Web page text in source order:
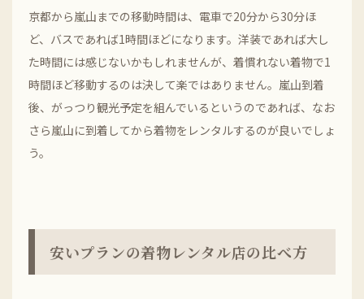
京都から嵐山までの移動時間は、電車で20分から30分ほ
ど、バスであれば1時間ほどになります。洋装であれば大し
た時間には感じないかもしれませんが、着慣れない着物で1
時間ほど移動するのは決して楽ではありません。嵐山到着
後、がっつり観光予定を組んでいるというのであれば、なお
さら嵐山に到着してから着物をレンタルするのが良いでしょ
う。
安いプランの着物レンタル店の比べ方